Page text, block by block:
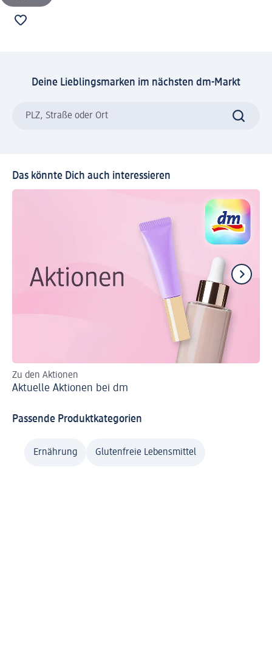
Deine Lieblingsmarken im nächsten dm-Markt
PLZ, Straße oder Ort
Das könnte Dich auch interessieren
Zu den Aktionen
Aktuelle Aktionen bei dm
Passende Produktkategorien
Ernährung Glutenfreie Lebensmittel